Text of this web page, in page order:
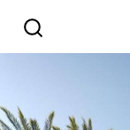
“Apartamentos de